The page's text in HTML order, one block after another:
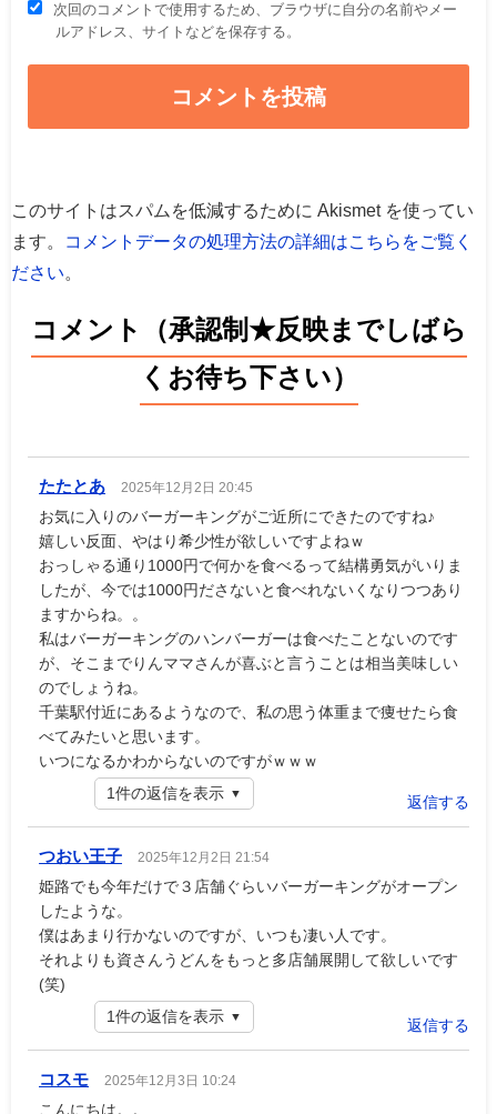
次回のコメントで使用するため、ブラウザに自分の名前やメー
ルアドレス、サイトなどを保存する。
このサイトはスパムを低減するために Akismet を使ってい
ます。
コメントデータの処理方法の詳細はこちらをご覧く
ださい。
コメント（承認制★反映までしばら
くお待ち下さい）
たたとあ 2025年12月2日 20:45
お気に入りのバーガーキングがご近所にできたのですね♪
嬉しい反面、やはり希少性が欲しいですよねｗ
おっしゃる通り1000円で何かを食べるって結構勇気がいりま
したが、今では1000円ださないと食べれないくなりつつあり
ますからね。。
私はバーガーキングのハンバーガーは食べたことないのです
が、そこまでりんママさんが喜ぶと言うことは相当美味しい
のでしょうね。
千葉駅付近にあるようなので、私の思う体重まで痩せたら食
べてみたいと思います。
いつになるかわからないのですがｗｗｗ
返信する
1件の返信を表示
つおい王子 2025年12月2日 21:54
姫路でも今年だけで３店舗ぐらいバーガーキングがオープン
したような。
僕はあまり行かないのですが、いつも凄い人です。
それよりも資さんうどんをもっと多店舗展開して欲しいです
(笑)
返信する
1件の返信を表示
コスモ 2025年12月3日 10:24
こんにちは。。